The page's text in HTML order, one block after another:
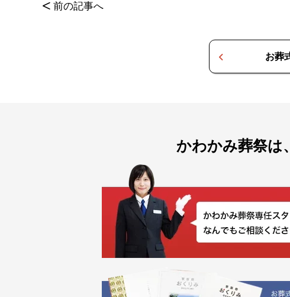
< 前の記事へ
お葬
かわかみ葬祭は